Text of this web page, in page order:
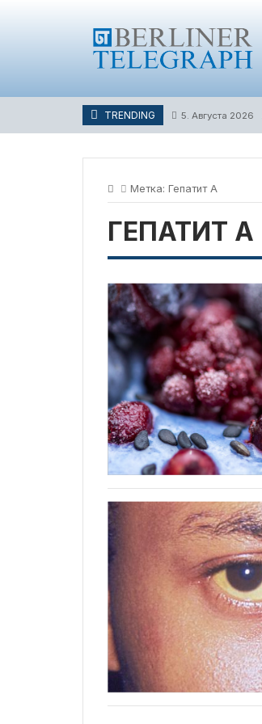
TRENDING 5. Августа 2026
Метка: Гепатит А
ГЕПАТИТ А